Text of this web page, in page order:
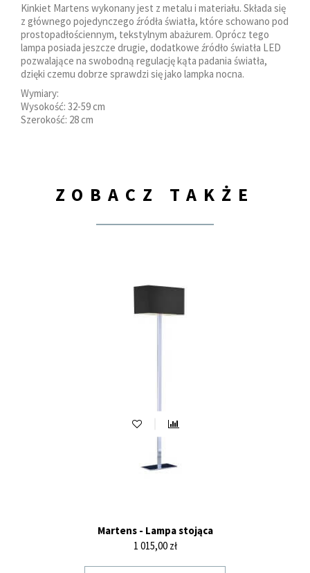
Kinkiet Martens wykonany jest z metalu i materiału. Składa się
z głównego pojedynczego źródła światła, które schowano pod
prostopadłościennym, tekstylnym abażurem. Oprócz tego
lampa posiada jeszcze drugie, dodatkowe źródło światła LED
pozwalające na swobodną regulację kąta padania światła,
dzięki czemu dobrze sprawdzi się jako lampka nocna.
Wymiary:
Wysokość: 32-59 cm
Szerokość: 28 cm
ZOBACZ TAKŻE
Martens - Lampa stojąca
Cena
1 015,00 zł